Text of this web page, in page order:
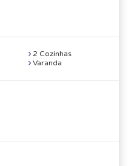
2 Cozinhas
Varanda